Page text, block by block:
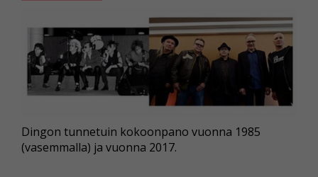
Dingon tunnetuin kokoonpano vuonna 1985
(vasemmalla) ja vuonna 2017.